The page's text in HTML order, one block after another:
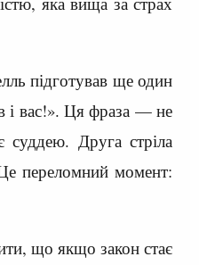
підготував ще один
і вас!». Ця фраза — не
Друга стріла
переломний момент:
що якщо закон стає